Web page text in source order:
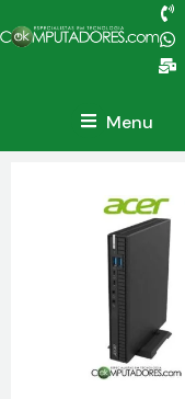
Menu